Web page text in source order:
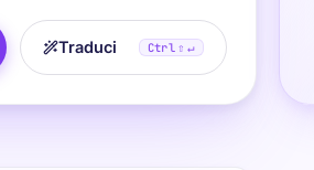
Traduci Ctrl ⇧ ↵